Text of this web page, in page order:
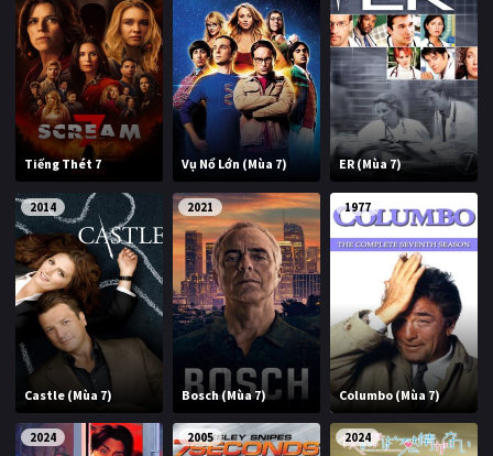
Tiếng Thét 7 Vụ Nổ Lớn (Mùa 7) ER (Mùa 7)
2014
Castle (Mùa 7)
2021
Bosch (Mùa 7)
1977
Columbo (Mùa 7)
2024 2005 2024